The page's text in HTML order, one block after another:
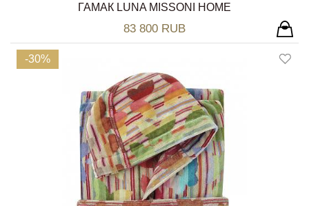
ГАМАК LUNA MISSONI HOME
83 800 RUB
-30%